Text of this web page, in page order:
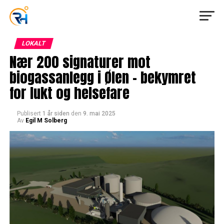
LOKALT
Nær 200 signaturer mot
biogassanlegg i Ølen – bekymret
for lukt og helsefare
Publisert 1 år siden den 9. mai 2025
Av Egil M Solberg